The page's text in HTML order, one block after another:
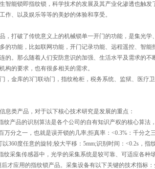
智能锁即指纹锁，科学技术的发展及其产业化渗透也触
作、以及娱乐等等的美妙的体验和享受。
，打破了传统意义上的机械锁单一开门的功能，是集光
的功能，比如联网功能，开门记录功能、远程遥控、智
的。那么随着人们安防意识的加强、生活水平及需求的
构的要求，也有很多相关的需求。
，金库的3门联动门，指纹枪柜，税务系统、监狱、医疗
息类产品，对于以下核心技术研究是发展的重点：
纹产品的识别算法是各个公司的自有知识产权的核心算法
万分之一，也就是误开锁的几率;拒真率：<0.3%：千分
360度任意的旋转;较大平移：5mm;识别时间：<0.2s，指
纹采集传感器中，光学的采集系统是较可靠、可适应各种
才应用的指纹锁产品。采集设备有以下关键的技术指标